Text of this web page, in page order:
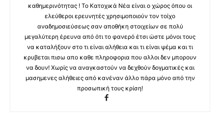
καθημερινότητας ! Το Κατοχικά Νέα είναι ο χώρος όπου οι
ελεύθεροι ερευνητές χρησιμοποιούν τον τοίχο
αναδημοσιεύσεως σαν αποθήκη στοιχείων σε πολύ
μεγαλύτερη έρευνα από ότι το φανερό έτσι ώστε μόνοι τους
να καταλήξουν στο τι είναι αλήθεια και τι είναι ψέμα και τι
κρυβεται πισω απο καθε πληροφορια που αλλοι δεν μπορουν
να δουν! Χωρίς να αναγκαστούν να δεχθούν δογματικές και
μασημενες αλήθειες από κανέναν άλλο πάρα μόνο από την
προσωπική τους κρίση!